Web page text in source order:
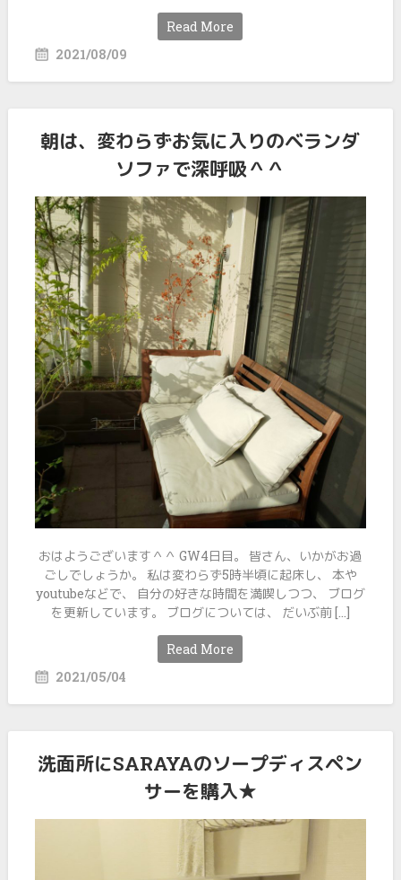
Read More
2021/08/09
朝は、変わらずお気に入りのベランダ
ソファで深呼吸＾＾
おはようございます＾＾ GW4日目。 皆さん、いかがお過
ごしでしょうか。 私は変わらず5時半頃に起床し、 本や
youtubeなどで、 自分の好きな時間を満喫しつつ、 ブログ
を更新しています。 ブログについては、 だいぶ前 […]
Read More
2021/05/04
洗面所にSARAYAのソープディスペン
サーを購入★